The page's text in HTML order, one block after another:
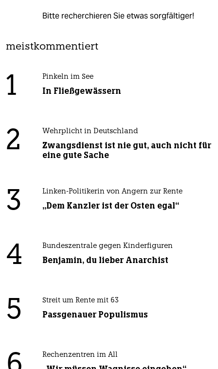
Bitte recherchieren Sie etwas sorgfältiger!
meistkommentiert
1 Pinkeln im See
In Fließgewässern
2 Wehrplicht in Deutschland
Zwangsdienst ist nie gut, auch nicht für
eine gute Sache
3 Linken-Politikerin von Angern zur Rente
„Dem Kanzler ist der Osten egal“
4 Bundeszentrale gegen Kinderfiguren
Benjamin, du lieber Anarchist
5 Streit um Rente mit 63
Passgenauer Populismus
Rechenzentren im All